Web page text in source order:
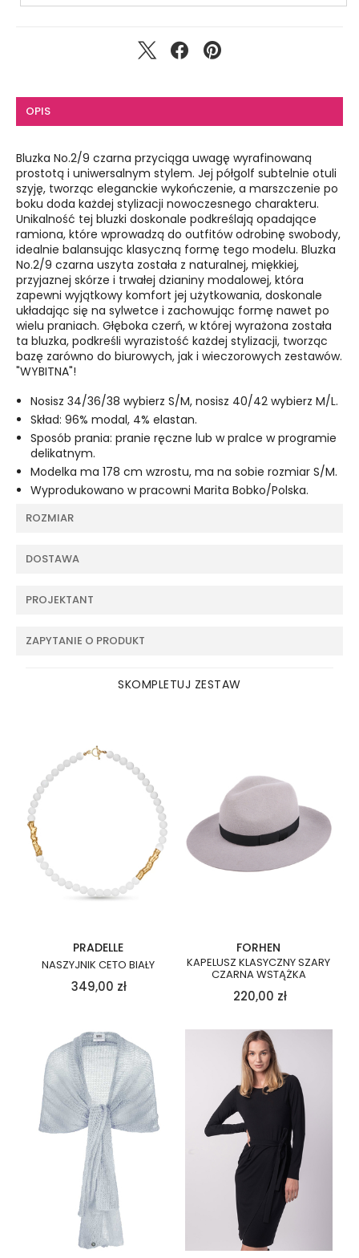
OPIS
Bluzka No.2/9 czarna przyciąga uwagę wyrafinowaną
prostotą i uniwersalnym stylem. Jej półgolf subtelnie otuli
szyję, tworząc eleganckie wykończenie, a marszczenie po
boku doda każdej stylizacji nowoczesnego charakteru.
Unikalność tej bluzki doskonale podkreślają opadające
ramiona, które wprowadzą do outfitów odrobinę swobody,
idealnie balansując klasyczną formę tego modelu. Bluzka
No.2/9 czarna uszyta została z naturalnej, miękkiej,
przyjaznej skórze i trwałej dzianiny modalowej, która
zapewni wyjątkowy komfort jej użytkowania, doskonale
układając się na sylwetce i zachowując formę nawet po
wielu praniach. Głęboka czerń, w której wyrażona została
ta bluzka, podkreśli wyrazistość każdej stylizacji, tworząc
bazę zarówno do biurowych, jak i wieczorowych zestawów.
"WYBITNA"!
Nosisz 34/36/38 wybierz S/M, nosisz 40/42 wybierz M/L.
Skład: 96% modal, 4% elastan.
Sposób prania: pranie ręczne lub w pralce w programie
delikatnym.
Modelka ma 178 cm wzrostu, ma na sobie rozmiar S/M.
Wyprodukowano w pracowni Marita Bobko/Polska.
ROZMIAR
DOSTAWA
PROJEKTANT
ZAPYTANIE O PRODUKT
SKOMPLETUJ ZESTAW
PRADELLE
NASZYJNIK CETO BIAŁY
349,00 zł
FORHEN
KAPELUSZ KLASYCZNY SZARY
CZARNA WSTĄŻKA
220,00 zł